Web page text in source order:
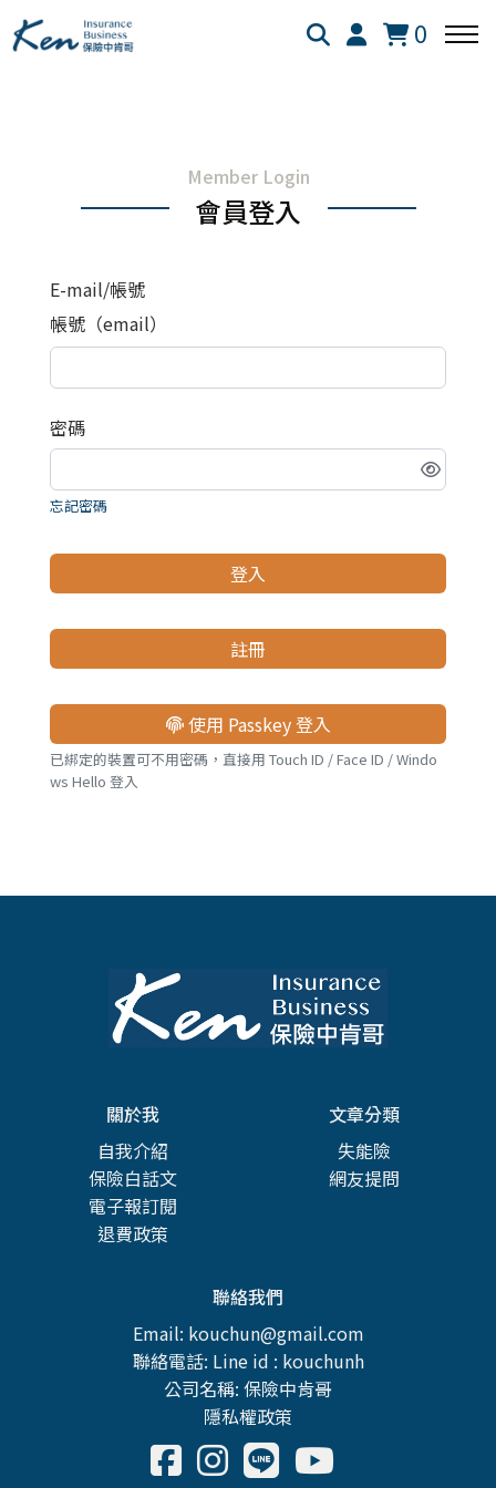
0
失能險
旅平險
儲蓄險
學習心得
靈性成長
好書推薦
退休規劃
勞保勞退
Member Login
會員登入
E-mail/帳號
帳號（email）
密碼
忘記密碼
登入
註冊
使用 Passkey 登入
已綁定的裝置可不用密碼，直接用 Touch ID / Face ID / Windo
ws Hello 登入
關於我
自我介紹
保險白話文
電子報訂閱
退費政策
文章分類
失能險
網友提問
聯絡我們
Email: kouchun@gmail.com
聯絡電話: Line id : kouchunh
公司名稱: 保險中肯哥
隱私權政策